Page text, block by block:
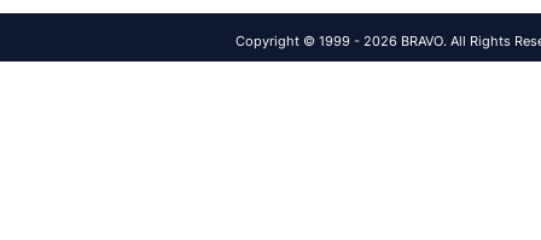
Copyright © 1999 - 2026 BRAVO. All Rights